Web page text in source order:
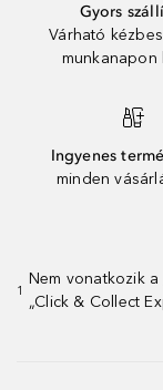
Gyors
Várható
munkanapon
Ingyenes
minden
1
Nem vonatkozik a
„Click & Collect